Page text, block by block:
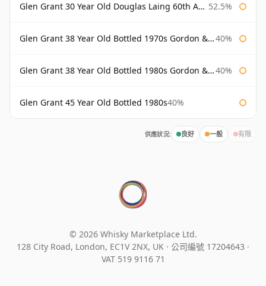
Glen Grant 30 Year Old Douglas Laing 60th Anniversary 52.5%
Glen Grant 38 Year Old Bottled 1970s Gordon & Macphail 40%
Glen Grant 38 Year Old Bottled 1980s Gordon & Macphail 40%
Glen Grant 45 Year Old Bottled 1980s40%
供應狀況: 良好 一般 有限
© 2026 Whisky Marketplace Ltd.
128 City Road, London, EC1V 2NX, UK · 公司編號 17204643 ·
VAT 519 9116 71